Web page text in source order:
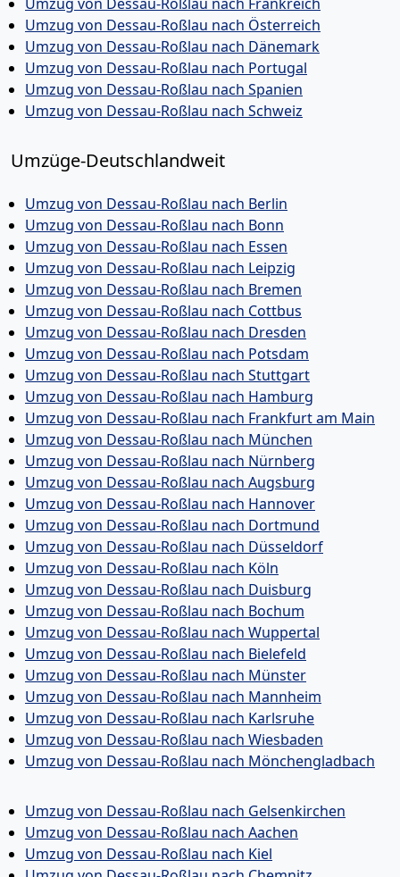
Umzug von Dessau-Roßlau nach Österreich
Umzug von Dessau-Roßlau nach Dänemark
Umzug von Dessau-Roßlau nach Portugal
Umzug von Dessau-Roßlau nach Spanien
Umzug von Dessau-Roßlau nach Schweiz
Umzüge-Deutschlandweit
Umzug von Dessau-Roßlau nach Berlin
Umzug von Dessau-Roßlau nach Bonn
Umzug von Dessau-Roßlau nach Essen
Umzug von Dessau-Roßlau nach Leipzig
Umzug von Dessau-Roßlau nach Bremen
Umzug von Dessau-Roßlau nach Cottbus
Umzug von Dessau-Roßlau nach Dresden
Umzug von Dessau-Roßlau nach Potsdam
Umzug von Dessau-Roßlau nach Stuttgart
Umzug von Dessau-Roßlau nach Hamburg
Umzug von Dessau-Roßlau nach Frankfurt am Main
Umzug von Dessau-Roßlau nach München
Umzug von Dessau-Roßlau nach Nürnberg
Umzug von Dessau-Roßlau nach Augsburg
Umzug von Dessau-Roßlau nach Hannover
Umzug von Dessau-Roßlau nach Dortmund
Umzug von Dessau-Roßlau nach Düsseldorf
Umzug von Dessau-Roßlau nach Köln
Umzug von Dessau-Roßlau nach Duisburg
Umzug von Dessau-Roßlau nach Bochum
Umzug von Dessau-Roßlau nach Wuppertal
Umzug von Dessau-Roßlau nach Bielefeld
Umzug von Dessau-Roßlau nach Münster
Umzug von Dessau-Roßlau nach Mannheim
Umzug von Dessau-Roßlau nach Karlsruhe
Umzug von Dessau-Roßlau nach Wiesbaden
Umzug von Dessau-Roßlau nach Mönchen­gladbach
Umzug von Dessau-Roßlau nach Gelsenkirchen
Umzug von Dessau-Roßlau nach Aachen
Umzug von Dessau-Roßlau nach Kiel